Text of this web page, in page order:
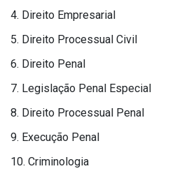
4. Direito Empresarial
5. Direito Processual Civil
6. Direito Penal
7. Legislação Penal Especial
8. Direito Processual Penal
9. Execução Penal
10. Criminologia